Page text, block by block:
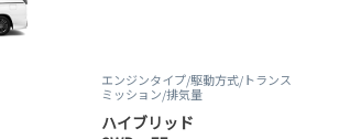
エンジンタイプ/駆動方式/トランス
ミッション/排気量
ハイブリッド